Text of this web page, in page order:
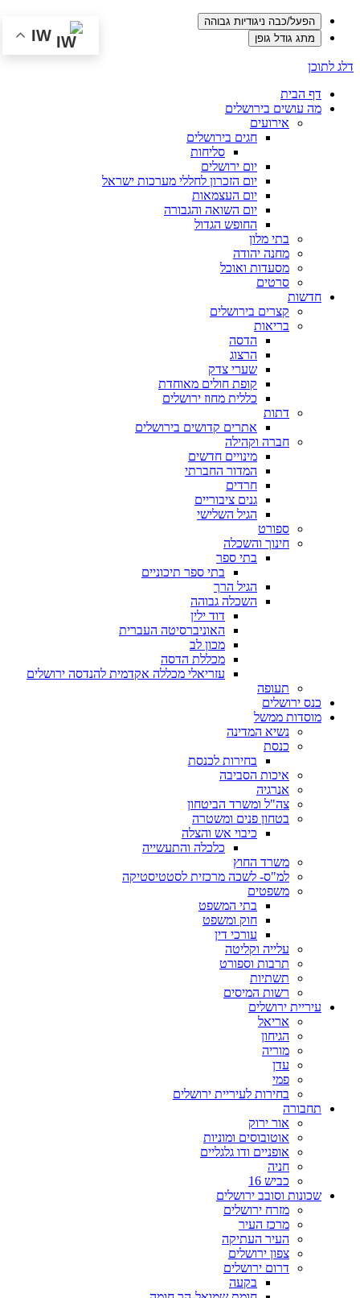
הפעל/כבה ניגודיות גבוהה
מתג גודל גופן
דלג לתוכן
דף הבית
מה עושים בירושלים
אירועים
חגים בירושלים
סליחות
יום ירושלים
יום הזכרון לחללי מערכות ישראל
יום העצמאות
יום השואה והגבורה
החופש הגדול
בתי מלון
מחנה יהודה
מסעדות ואוכל
סרטים
חדשות
קצרים בירושלים
בריאות
הדסה
הרצוג
שערי צדק
קופת חולים מאוחדת
כללית מחוז ירושלים
דתות
אתרים קדושים בירושלים
חברה וקהילה
מינויים חדשים
המדור החברתי
חרדים
גנים ציבוריים
הגיל השלישי
ספורט
חינוך והשכלה
בתי ספר
בתי ספר תיכוניים
הגיל הרך
השכלה גבוהה
דוד ילין
האוניברסיטה העברית
מכון לב
מכללת הדסה
עזריאלי מכללה אקדמית להנדסה ירושלים
תעופה
כנס ירושלים
מוסדות ממשל
נשיא המדינה
כנסת
בחירות לכנסת
איכות הסביבה
אנרגיה
צה"ל ומשרד הביטחון
בטחון פנים ומשטרה
כיבוי אש והצלה
כלכלה והתעשייה
משרד החוץ
למ"ס- לשכה מרכזית לסטטיסטיקה
משפטים
בתי המשפט
חוק ומשפט
עורכי דין
עלייה וקליטה
תרבות וספורט
תשתיות
רשות המיסים
עיריית ירושלים
אריאל
הגיחון
מוריה
עדן
פמי
בחירות לעיריית ירושלים
תחבורה
אור ירוק
אוטובוסים ומוניות
אופניים ודו גלגליים
חניה
כביש 16
שכונות וסובב ירושלים
מזרח ירושלים
מרכז העיר
העיר העתיקה
צפון ירושלים
דרום ירושלים
בקעה
IW